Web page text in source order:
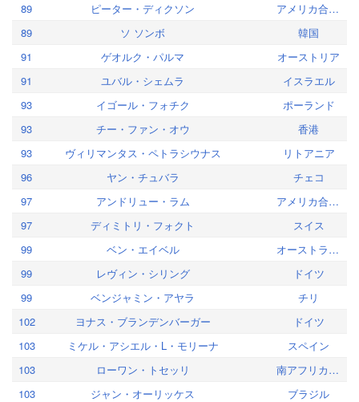
89 ピーター・ディクソン
アメリカ合衆国
89
ソ ソンボ
韓国
91
ゲオルク・パルマ
オーストリア
91
ユバル・シェムラ
イスラエル
93
イゴール・フォチク
ポーランド
93
チー・ファン・オウ
香港
93
ヴィリマンタス・ペトラシウナス
リトアニア
96
ヤン・チュバラ
チェコ
97
アンドリュー・ラム
アメリカ合衆国
97
ディミトリ・フォクト
スイス
99
ベン・エイベル
オーストラリア
99
レヴィン・シリング
ドイツ
99
ベンジャミン・アヤラ
チリ
102
ヨナス・ブランデンバーガー
ドイツ
103
ミケル・アシエル・L・モリーナ
スペイン
103
ローワン・トセッリ
南アフリカ共和国
103
ジャン・オーリッケス
ブラジル